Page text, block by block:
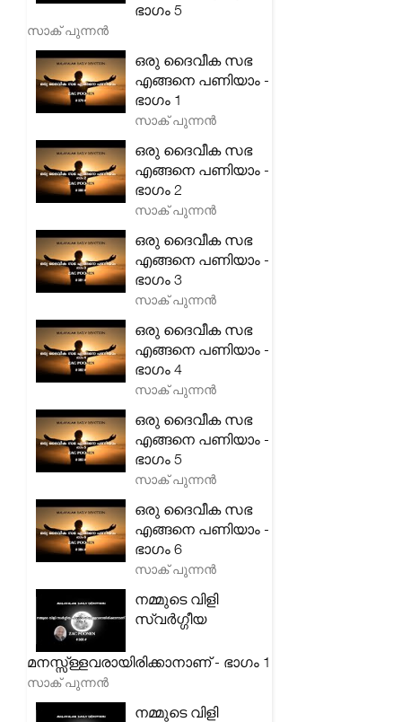
ഭാഗം 5
സാക് പുന്നൻ
ഒരു ദൈവീക സഭ
എങ്ങനെ പണിയാം -
ഭാഗം 1
സാക് പുന്നൻ
ഒരു ദൈവീക സഭ
എങ്ങനെ പണിയാം -
ഭാഗം 2
സാക് പുന്നൻ
ഒരു ദൈവീക സഭ
എങ്ങനെ പണിയാം -
ഭാഗം 3
സാക് പുന്നൻ
ഒരു ദൈവീക സഭ
എങ്ങനെ പണിയാം -
ഭാഗം 4
സാക് പുന്നൻ
ഒരു ദൈവീക സഭ
എങ്ങനെ പണിയാം -
ഭാഗം 5
സാക് പുന്നൻ
ഒരു ദൈവീക സഭ
എങ്ങനെ പണിയാം -
ഭാഗം 6
സാക് പുന്നൻ
നമ്മുടെ വിളി
സ്വർഗ്ഗീയ
മനസ്സ്ള്ളവരായിരിക്കാനാണ് - ഭാഗം 1
സാക് പുന്നൻ
നമ്മുടെ വിളി